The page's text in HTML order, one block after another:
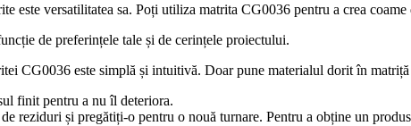
este versatilitatea sa. Poți utiliza matrita CG0036 pentru a crea
de preferințele tale și de cerințele proiectului.
CG0036 este simplă și intuitivă. Doar pune materialul dorit în
finit pentru a nu îl deteriora.
reziduri și pregătiți-o pentru o nouă turnare. Pentru a obține un